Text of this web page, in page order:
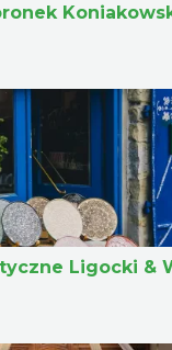
Ligocki &